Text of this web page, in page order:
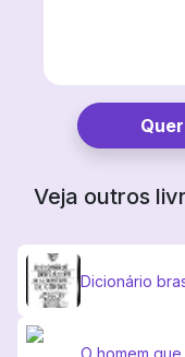
Veja outros
Dicionário
O homem